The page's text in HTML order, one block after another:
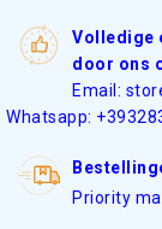
Volledige
door ons
Email:
Whatsapp:
Priority